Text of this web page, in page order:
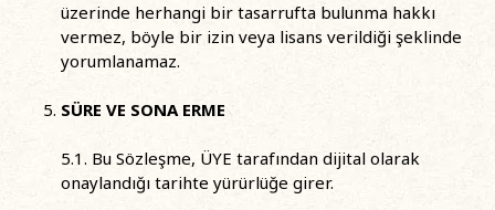
üzerinde herhangi bir tasarrufta bulunma hakkı
vermez, böyle bir izin veya lisans verildiği şeklinde
yorumlanamaz.
SÜRE VE SONA ERME
5.1. Bu Sözleşme, ÜYE tarafından dijital olarak
onaylandığı tarihte yürürlüğe girer.